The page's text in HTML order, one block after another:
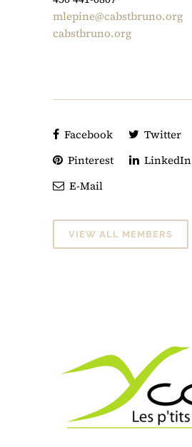
mlepine@cabstbruno.org
cabstbruno.org
Facebook Twitter
Pinterest
LinkedIn
E-Mail
VIEW ALL MEMBERS